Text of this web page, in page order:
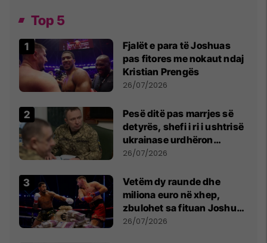
Top 5
Fjalët e para të Joshuas
pas fitores me nokaut ndaj
Kristian Prengës
26/07/2026
Pesë ditë pas marrjes së
detyrës, shefi i ri i ushtrisë
ukrainase urdhëron
kontroll të madh
26/07/2026
Vetëm dy raunde dhe
miliona euro në xhep,
zbulohet sa fituan Joshua
e Prenga
26/07/2026